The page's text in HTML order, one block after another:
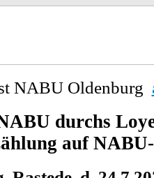
NABU Oldenburg
durchs
auf